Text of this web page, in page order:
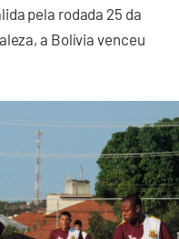
pela rodada 25 da
a Bolívia venceu